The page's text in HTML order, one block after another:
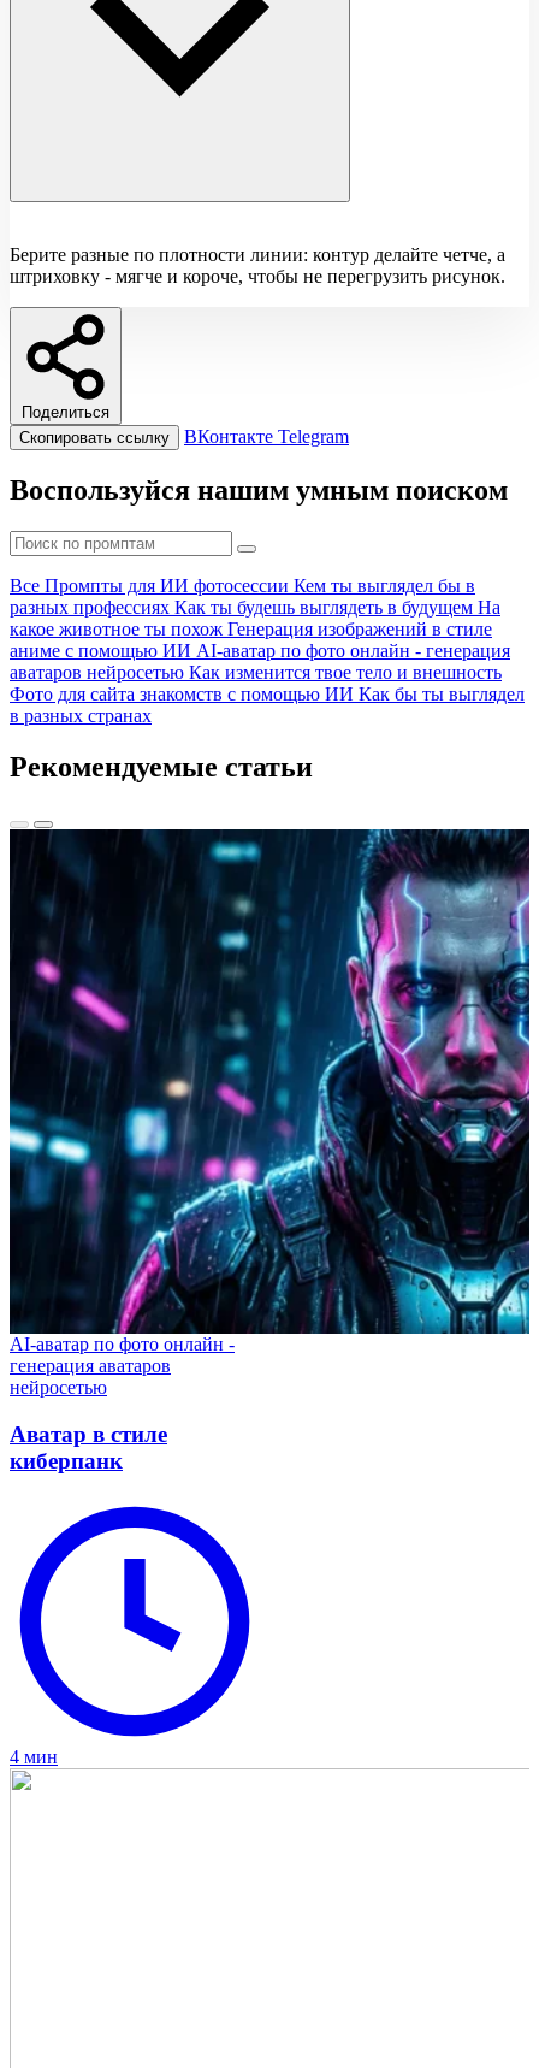
Берите разные по плотности линии: контур делайте четче, а
штриховку - мягче и короче, чтобы не перегрузить рисунок.
Поделиться
Скопировать ссылку
ВКонтакте Telegram
Воспользуйся нашим умным поиском
Все Промпты для ИИ фотосессии Кем ты выглядел бы в
разных профессиях Как ты будешь выглядеть в будущем На
какое животное ты похож Генерация изображений в стиле
аниме с помощью ИИ AI-аватар по фото онлайн - генерация
аватаров нейросетью Как изменится твое тело и внешность
Фото для сайта знакомств с помощью ИИ Как бы ты выглядел
в разных странах
Рекомендуемые статьи
AI-аватар по фото онлайн -
генерация аватаров
нейросетью
Аватар в стиле
киберпанк
4 мин